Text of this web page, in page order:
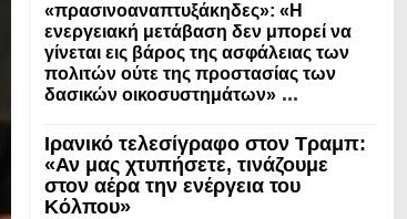
«πρασινοαναπτυξάκηδες»: «Η
ενεργειακή μετάβαση δεν μπορεί να
γίνεται εις βάρος της ασφάλειας των
πολιτών ούτε της προστασίας των
δασικών οικοσυστημάτων» ...
Ιρανικό τελεσίγραφο στον Τραμπ:
«Αν μας χτυπήσετε, τινάζουμε
στον αέρα την ενέργεια του
Κόλπου»